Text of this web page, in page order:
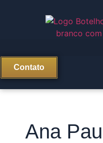
Contato
Ana